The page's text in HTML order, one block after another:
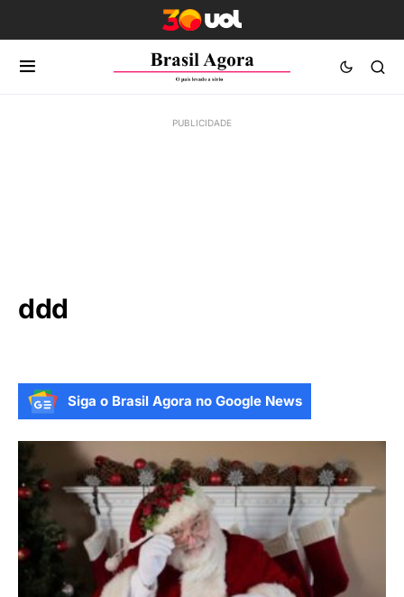
ddd
Siga o Brasil Agora no Google News